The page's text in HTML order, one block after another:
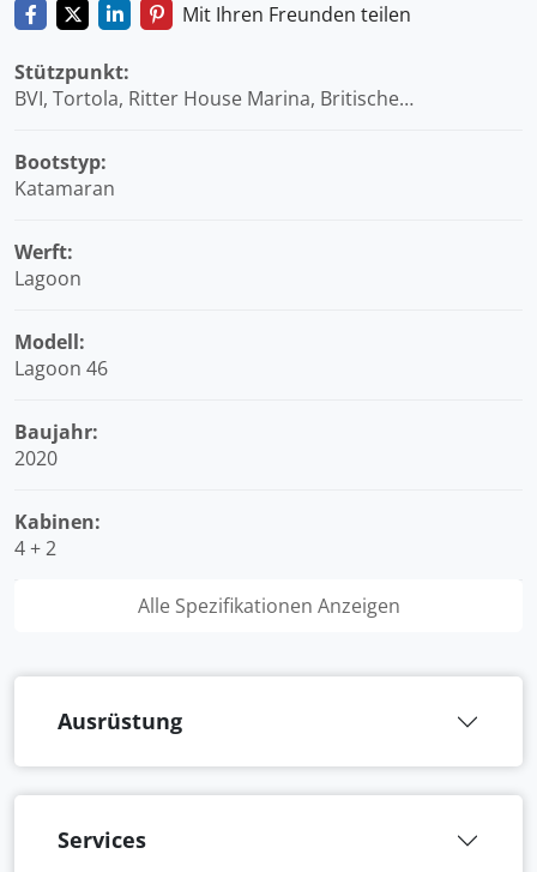
Mit Ihren Freunden teilen
Stützpunkt:
BVI, Tortola, Ritter House Marina, Britische
Bootstyp:
Katamaran
Werft:
Lagoon
Modell:
Lagoon 46
Baujahr:
2020
Kabinen:
4 + 2
Alle Spezifikationen Anzeigen
Ausrüstung
Services